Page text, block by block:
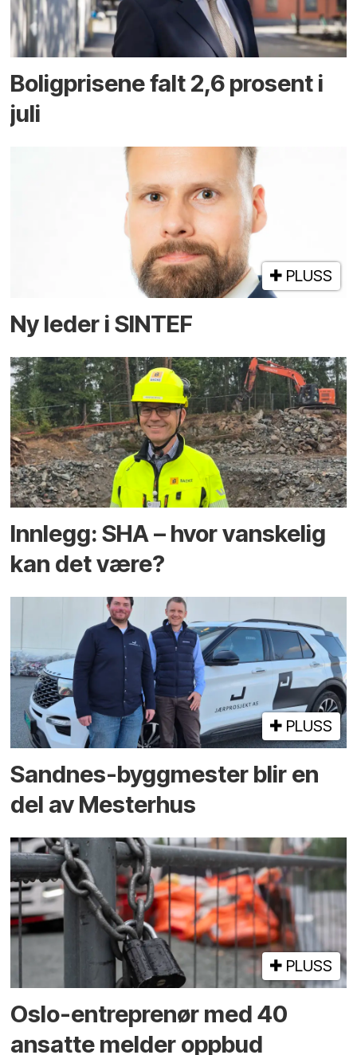
Boligprisene falt 2,6 prosent i
juli
PLUSS
Ny leder i SINTEF
Innlegg: SHA – hvor vanskelig
kan det være?
PLUSS
Sandnes-byggmester blir en
del av Mesterhus
PLUSS
Oslo-entreprenør med 40
ansatte melder oppbud